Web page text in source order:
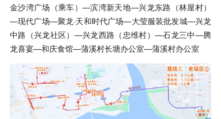
金沙湾广场（乘车）—滨湾新天地—兴龙东路（林屋村）
—现代广场—聚龙·天和时代广场—大莹服装批发城—兴龙
中路（兴龙社区）—兴龙西路（忠维村）—石龙三中—腾
龙喜宴—和庆食馆—蒲溪村长塘办公室—蒲溪村办公室